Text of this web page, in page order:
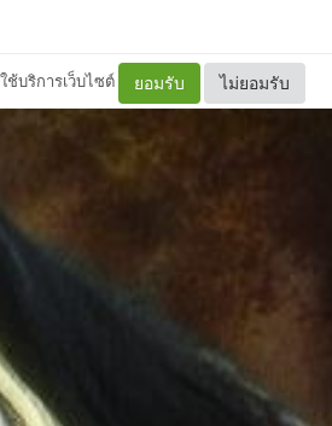
ช้บริการเว็บไซต์ ยอมรับ ไม่ยอมรับ